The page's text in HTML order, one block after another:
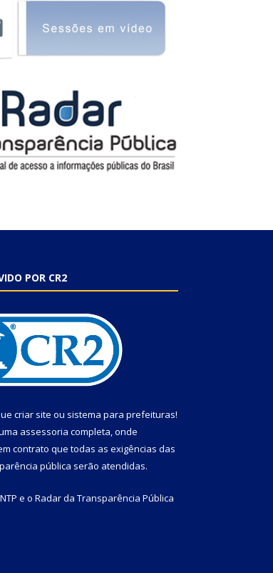
POR CR2
criar site ou sistema para prefeituras!
assessoria completa, onde
contrato que todas as exigências das
pública serão atendidas.
e o Radar da Transparência Pública